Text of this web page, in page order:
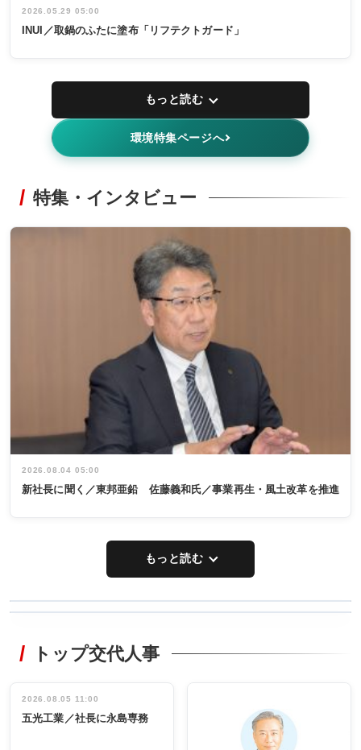
2026.05.29 05:00
INUI／取鍋のふたに塗布「リフテクトガード」
もっと読む
環境特集ページへ
特集・インタビュー
2026.08.04 05:00
新社長に聞く／東邦亜鉛 佐藤義和氏／事業再生・風土改革を推進
もっと読む
非鉄業界で
インタビュ
ー／社内ア
タックトレー
祝う 業界関
係者ら220人
出席
トップ交代人事
2026.08.05 11:00
五光工業／社長に永島専務